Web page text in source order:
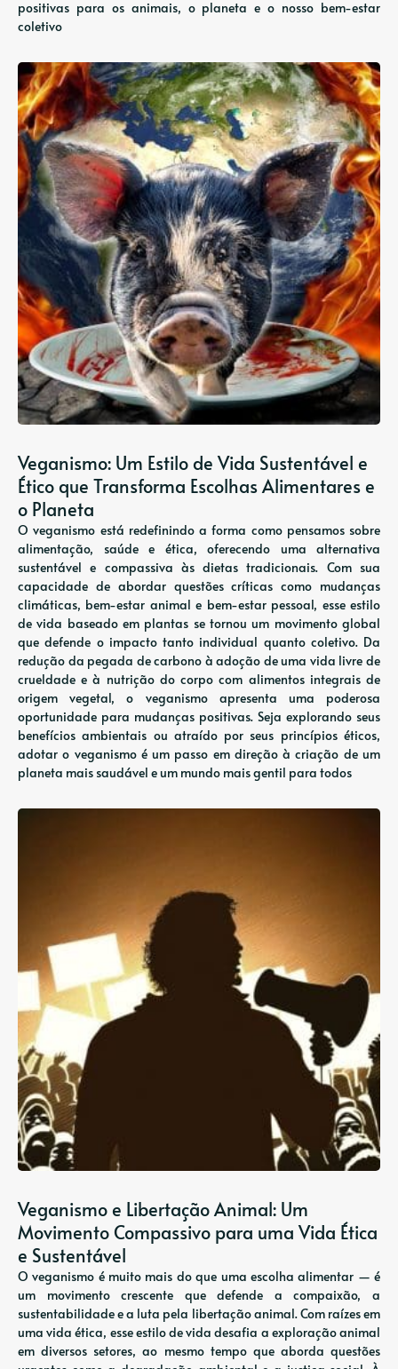
positivas para os animais, o planeta e o nosso bem-estar
coletivo
Veganismo: Um Estilo de Vida Sustentável e
Ético que Transforma Escolhas Alimentares e
o Planeta
O veganismo está redefinindo a forma como pensamos sobre
alimentação, saúde e ética, oferecendo uma alternativa
sustentável e compassiva às dietas tradicionais. Com sua
capacidade de abordar questões críticas como mudanças
climáticas, bem-estar animal e bem-estar pessoal, esse estilo
de vida baseado em plantas se tornou um movimento global
que defende o impacto tanto individual quanto coletivo. Da
redução da pegada de carbono à adoção de uma vida livre de
crueldade e à nutrição do corpo com alimentos integrais de
origem vegetal, o veganismo apresenta uma poderosa
oportunidade para mudanças positivas. Seja explorando seus
benefícios ambientais ou atraído por seus princípios éticos,
adotar o veganismo é um passo em direção à criação de um
planeta mais saudável e um mundo mais gentil para todos
Veganismo e Libertação Animal: Um
Movimento Compassivo para uma Vida Ética
e Sustentável
O veganismo é muito mais do que uma escolha alimentar — é
um movimento crescente que defende a compaixão, a
sustentabilidade e a luta pela libertação animal. Com raízes em
uma vida ética, esse estilo de vida desafia a exploração animal
em diversos setores, ao mesmo tempo que aborda questões